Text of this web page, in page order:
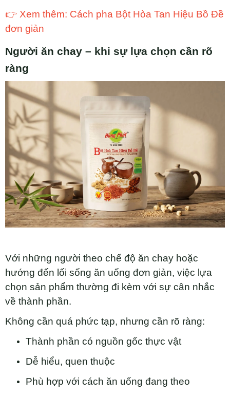
👉 Xem thêm: Cách pha Bột Hòa Tan Hiệu Bồ Đề
đơn giản
Người ăn chay – khi sự lựa chọn cần rõ
ràng
Với những người theo chế độ ăn chay hoặc
hướng đến lối sống ăn uống đơn giản, việc lựa
chọn sản phẩm thường đi kèm với sự cân nhắc
về thành phần.
Không cần quá phức tạp, nhưng cần rõ ràng:
Thành phần có nguồn gốc thực vật
Dễ hiểu, quen thuộc
Phù hợp với cách ăn uống đang theo